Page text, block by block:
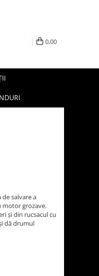
0,00
salvare a
motor grozave.
şi din rucsacul cu
dă drumul